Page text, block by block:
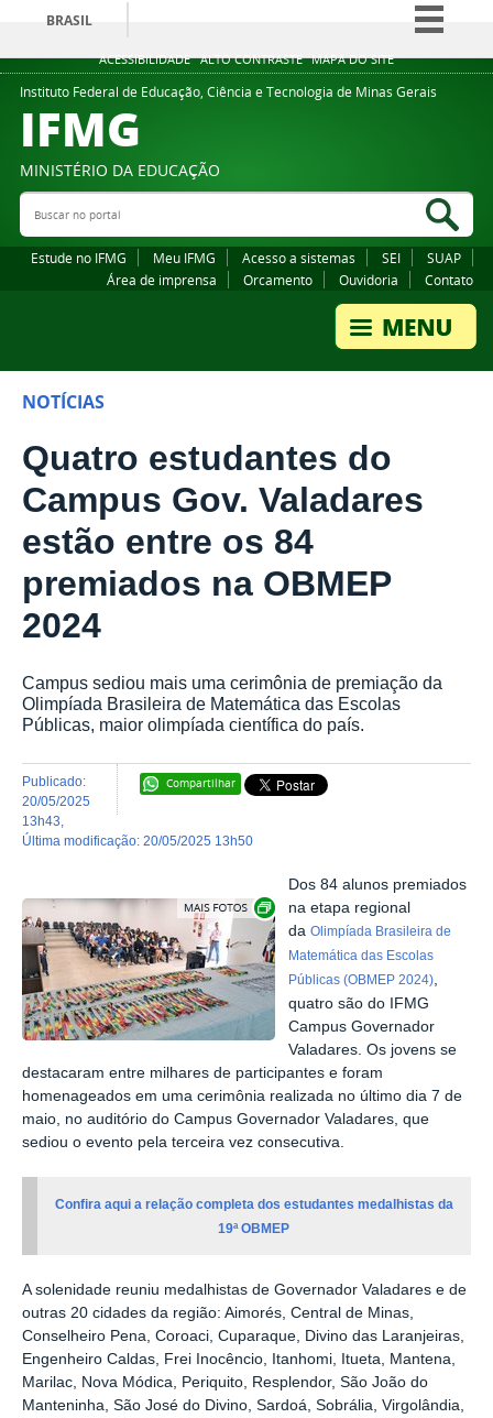
ACESSIBILIDADE ALTO CONTRASTE MAPA DO SITE
BRASIL
Simplifique!
Comunica BR
Legislação
Instituto Federal de Educação, Ciência e Tecnologia de Minas Gerais
IFMG
MINISTÉRIO DA EDUCAÇÃO
Buscar no portal
Estude no IFMG Meu IFMG Acesso a sistemas SEI
SUAP
Área de imprensa
Orcamento Ouvidoria Contato
NOTÍCIAS
Quatro estudantes do
Campus Gov. Valadares
estão entre os 84
premiados na OBMEP
2024
Campus sediou mais uma cerimônia de premiação da
Olimpíada Brasileira de Matemática das Escolas
Públicas, maior olimpíada científica do país.
Compartilhar
publicado:
20/05/2025
13h43
última modificação: 20/05/2025 13h50
Exibir carrossel de imagens
Dos 84 alunos premiados
na etapa regional
daOlimpíada Brasileira de
Matemática das Escolas
Públicas (OBMEP 2024),
quatro são do IFMG
Campus Governador
Valadares. Os jovens se
destacaram entre milhares de participantes e foram
homenageados em uma cerimônia realizada no último dia 7 de
maio, no auditório do Campus Governador Valadares, que
sediou o evento pela terceira vez consecutiva.
Confira aqui a relação completa dos estudantes medalhistas da
19ª OBMEP
A solenidade reuniu medalhistas de Governador Valadares e de
outras 20 cidades da região: Aimorés, Central de Minas,
Conselheiro Pena, Coroaci, Cuparaque, Divino das Laranjeiras,
Engenheiro Caldas, Frei Inocêncio, Itanhomi, Itueta, Mantena,
Marilac, Nova Módica, Periquito, Resplendor, São João do
Manteninha, São José do Divino, Sardoá, Sobrália, Virgolândia,